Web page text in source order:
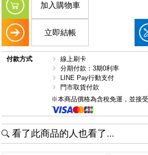
加入購物車
立即結帳
付款方式
線上刷卡
分期付款：3期0利率
LINE Pay行動支付
門市取貨付款
※本商品價格為含稅免運，並接
看了此商品的人也看了...